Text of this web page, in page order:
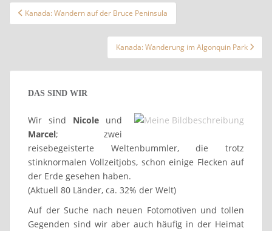
Beitragsnavigation
Kanada: Wandern auf der Bruce Peninsula
Kanada: Wanderung im Algonquin Park
DAS SIND WIR
Wir sind Nicole und
Marcel; zwei
reisebegeisterte Weltenbummler, die trotz
stinknormalen Vollzeitjobs, schon einige Flecken auf
der Erde gesehen haben.
(Aktuell 80 Länder, ca. 32% der Welt)
Auf der Suche nach neuen Fotomotiven und tollen
Gegenden sind wir aber auch häufig in der Heimat